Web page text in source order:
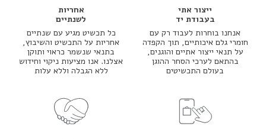
ייצור אתי
בעבודת יד
אנחנו בוחרות לעבוד רק עם
חומרי גלם איכותיים, תוך הקפדה
על תנאי ייצור אתיים והוגנים,
בהתאם לערכי הסחר ההוגן
בעולם התכשיטים
אחריות
לשנתיים
כל תכשיט מגיע עם שנתיים
אחריות על התכשיט והשיבוץ,
בתנאי שנשמר כראוי ותוקן
אצלנו. אנו מציעות ניקוי וחידוש
ללא הגבלה וללא עלות